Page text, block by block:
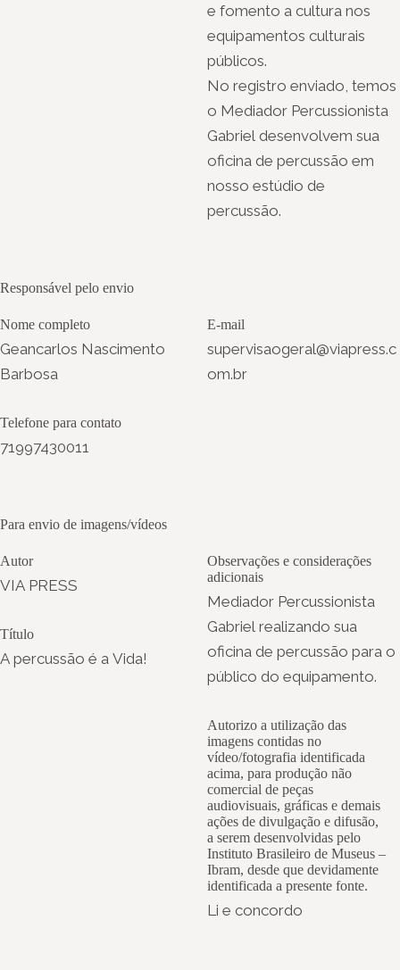
e fomento a cultura nos
equipamentos culturais
públicos.
No registro enviado, temos
o Mediador Percussionista
Gabriel desenvolvem sua
oficina de percussão em
nosso estúdio de
percussão.
Responsável pelo envio
Nome completo
Geancarlos Nascimento
Barbosa
Telefone para contato
71997430011
E-mail
supervisaogeral@viapress.c
om.br
Para envio de imagens/vídeos
Autor
VIA PRESS
Título
A percussão é a Vida!
Observações e considerações
adicionais
Mediador Percussionista
Gabriel realizando sua
oficina de percussão para o
público do equipamento.
Autorizo a utilização das
imagens contidas no
vídeo/fotografia identificada
acima, para produção não
comercial de peças
audiovisuais, gráficas e demais
ações de divulgação e difusão,
a serem desenvolvidas pelo
Instituto Brasileiro de Museus –
Ibram, desde que devidamente
identificada a presente fonte.
Li e concordo